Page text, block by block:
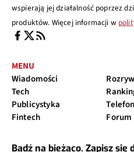
wspierają jej działalność poprzez
produktów. Więcej informacji w
MENU
Wiadomości
Tech
Publicystyka
Fintech
Forum
Bądź na bieżąco. Zapisz